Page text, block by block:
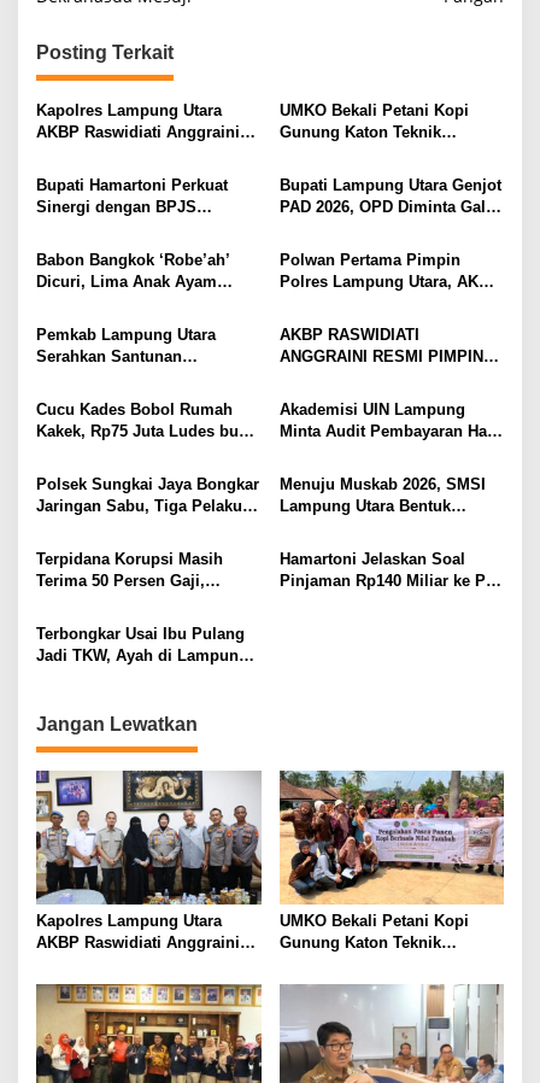
g
a
s
p
o
s
Posting Terkait
Kapolres Lampung Utara
AKBP Raswidiati Anggraini
Tokoh Masyarakat dan Adat
Perkuat Kamtibmas
UMKO Bekali Petani Kopi
Gunung Katon Teknik
Jual Hasil Panen Meningkat
Bupati Hamartoni Perkuat
Sinergi dengan BPJS
Kesehatan Makin Cepat dan
Mudah
Bupati Lampung Utara Genjot
PAD 2026, OPD Diminta Gali
hingga Optimalkan PBB-P2
Babon Bangkok ‘Robe’ah’
Dicuri, Lima Anak Ayam
Gang Jalaba Kotabumi Heboh
Polwan Pertama Pimpin
Polres Lampung Utara, AKBP
Pedang Pora
Pemkab Lampung Utara
Serahkan Santunan
Korban Kebakaran
AKBP RASWIDIATI
ANGGRAINI RESMI PIMPIN
BAWA KOMITMEN PERKUAT
KAMTIBMAS DAN
PELAYANAN PRESISI
Cucu Kades Bobol Rumah
Kakek, Rp75 Juta Ludes buat
Ditembak Polisi
Akademisi UIN Lampung
Minta Audit Pembayaran Hak
Kepastian Hukum Tak Boleh
Berlarut
Polsek Sungkai Jaya Bongkar
Jaringan Sabu, Tiga Pelaku
Menuju Muskab 2026, SMSI
Lampung Utara Bentuk
Kepengurusan
Terpidana Korupsi Masih
Terima 50 Persen Gaji,
Tunggu Keputusan BKN
Hamartoni Jelaskan Soal
Pinjaman Rp140 Miliar ke PT
Terbongkar Usai Ibu Pulang
Jadi TKW, Ayah di Lampung
Tahun, Nyaris Diamuk Massa
Jangan Lewatkan
Kapolres Lampung Utara
AKBP Raswidiati Anggraini
Tokoh Masyarakat dan Adat
Perkuat Kamtibmas
UMKO Bekali Petani Kopi
Gunung Katon Teknik
Jual Hasil Panen Meningkat